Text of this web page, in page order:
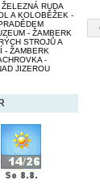
RUDA
A KOLOBĚŽEK -
- ŽAMBERK
STROJŮ A
- ŽAMBERK
-
JIZEROU